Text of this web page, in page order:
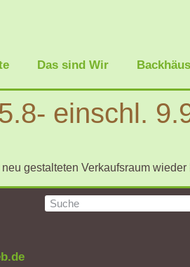
Das sind Wir
einschl.
gestalteten Verkaufsraum